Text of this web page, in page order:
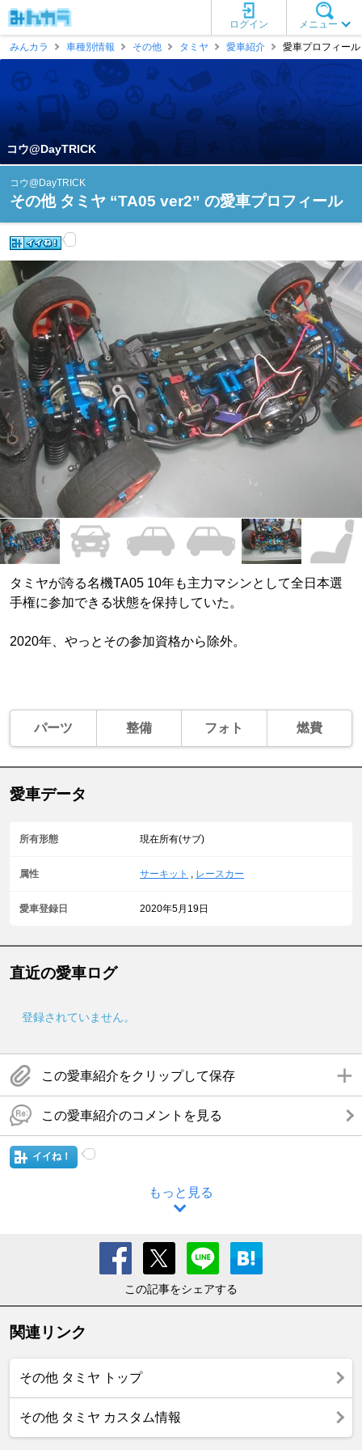
メニュー
ログイン
みんカラ
車種別情報 その他 タミヤ 愛車紹介 愛車プロフィー
コウ@DayTRICK
コウ@DayTRICK
その他 タミヤ “TA05 ver2” の愛車プロフィール
タミヤが誇る名機TA05 10年も主力マシンとして全日本選
手権に参加できる状態を保持していた。
2020年、やっとその参加資格から除外。
パーツ 整備 フォト 燃費
愛車データ
所有形態 現在所有(サブ)
属性 サーキット レースカー
愛車登録日 2020年5月19日
直近の愛車ログ
登録されていません。
この愛車紹介をクリップして保存
この愛車紹介のコメントを見る
イイね！
もっと見る
この記事をシェアする
関連リンク
その他 タミヤ トップ
その他 タミヤ カスタム情報